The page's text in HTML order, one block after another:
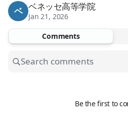
ベ ベネッセ高等学院
Jan 21, 2026
Comments
Be the first to